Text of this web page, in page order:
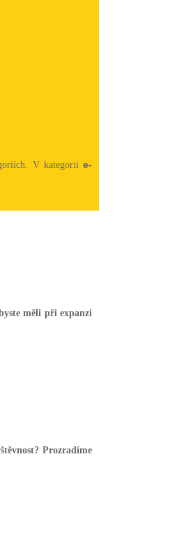
V kategorii e-
měli při expanzi
Prozradíme